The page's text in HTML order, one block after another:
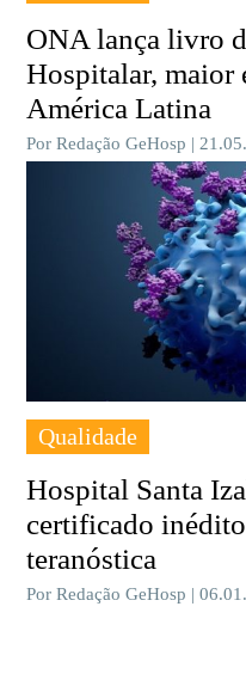
ONA lança livro
Hospitalar, maior
América Latina
Por Redação GeHosp |
Qualidade
Hospital Santa
certificado
teranóstica
Por Redação GeHosp |